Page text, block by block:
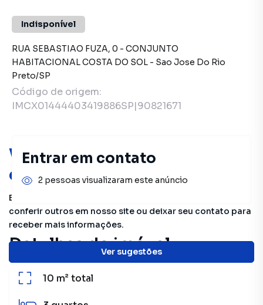
Você pode encontrar novas
oportunidades!
Este imóvel não está mais disponível, mas você pode
conferir outros em nosso site ou deixar seu contato para
receber mais informações.
Ver sugestões
Detalhes do imóvel
10 m²total
Indisponível
RUA SEBASTIAO FUZA, 0 - CONJUNTO
HABITACIONAL COSTA DO SOL - Sao Jose Do Rio
Preto/SP
Código de origem:
IMCX01444403419886SP|90821671
Entrar em contato
2 pessoas visualizaram este anúncio